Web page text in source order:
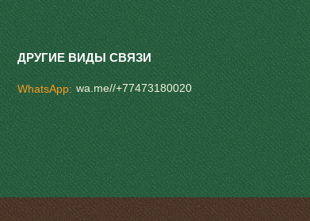
WhatsApp wa.me//+77473180020